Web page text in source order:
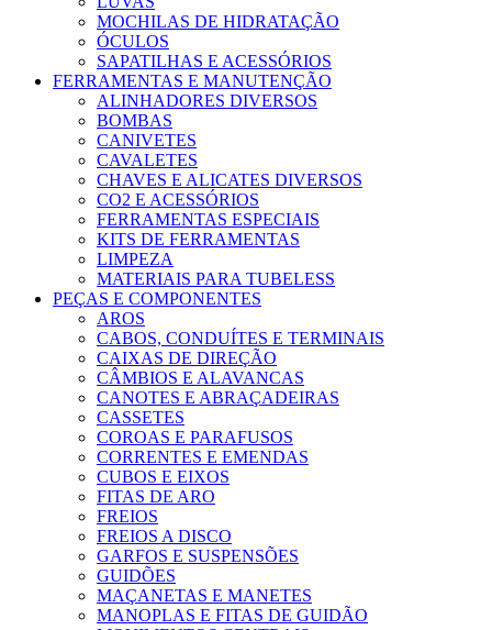
MOCHILAS DE HIDRATAÇÃO
ÓCULOS
SAPATILHAS E ACESSÓRIOS
FERRAMENTAS E MANUTENÇÃO
ALINHADORES DIVERSOS
BOMBAS
CANIVETES
CAVALETES
CHAVES E ALICATES DIVERSOS
CO2 E ACESSÓRIOS
FERRAMENTAS ESPECIAIS
KITS DE FERRAMENTAS
LIMPEZA
MATERIAIS PARA TUBELESS
PEÇAS E COMPONENTES
AROS
CABOS, CONDUÍTES E TERMINAIS
CAIXAS DE DIREÇÃO
CÂMBIOS E ALAVANCAS
CANOTES E ABRAÇADEIRAS
CASSETES
COROAS E PARAFUSOS
CORRENTES E EMENDAS
CUBOS E EIXOS
FITAS DE ARO
FREIOS
FREIOS A DISCO
GARFOS E SUSPENSÕES
GUIDÕES
MAÇANETAS E MANETES
MANOPLAS E FITAS DE GUIDÃO